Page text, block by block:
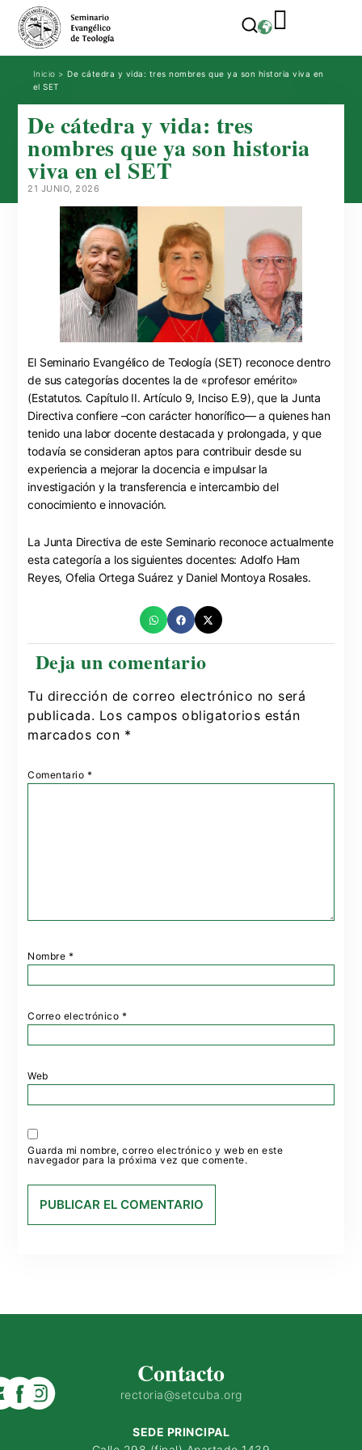
Inicio >De cátedra y vida: tres nombres que ya son historia viva en
el SET
De cátedra y vida: tres
nombres que ya son historia
viva en el SET
21 JUNIO, 2026
El Seminario Evangélico de Teología (SET) reconoce dentro
de sus categorías docentes la de «profesor emérito»
(Estatutos. Capítulo II. Artículo 9, Inciso E.9), que la Junta
Directiva confiere –con carácter honorífico— a quienes han
tenido una labor docente destacada y prolongada, y que
todavía se consideran aptos para contribuir desde su
experiencia a mejorar la docencia e impulsar la
investigación y la transferencia e intercambio del
conocimiento e innovación.
La Junta Directiva de este Seminario reconoce actualmente
esta categoría a los siguientes docentes: Adolfo Ham
Reyes, Ofelia Ortega Suárez y Daniel Montoya Rosales.
Tu dirección de correo electrónico no será
publicada. Los campos obligatorios están
marcados con *
Comentario *
Nombre *
Correo electrónico *
Web
Guarda mi nombre, correo electrónico y web en este
navegador para la próxima vez que comente.
Contacto
rectoria@setcuba.org
SEDE PRINCIPAL